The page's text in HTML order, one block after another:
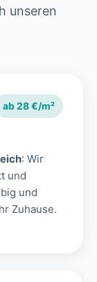
unseren
ab 28 €/m²
: Wir
und
und
Zuhause.